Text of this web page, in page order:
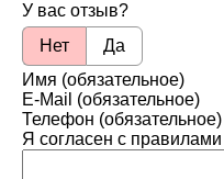
У вас отзыв?
Нет
Да
Имя (обязательное)
E-Mail (обязательное)
Телефон (обязательное)
Я согласен с правилами